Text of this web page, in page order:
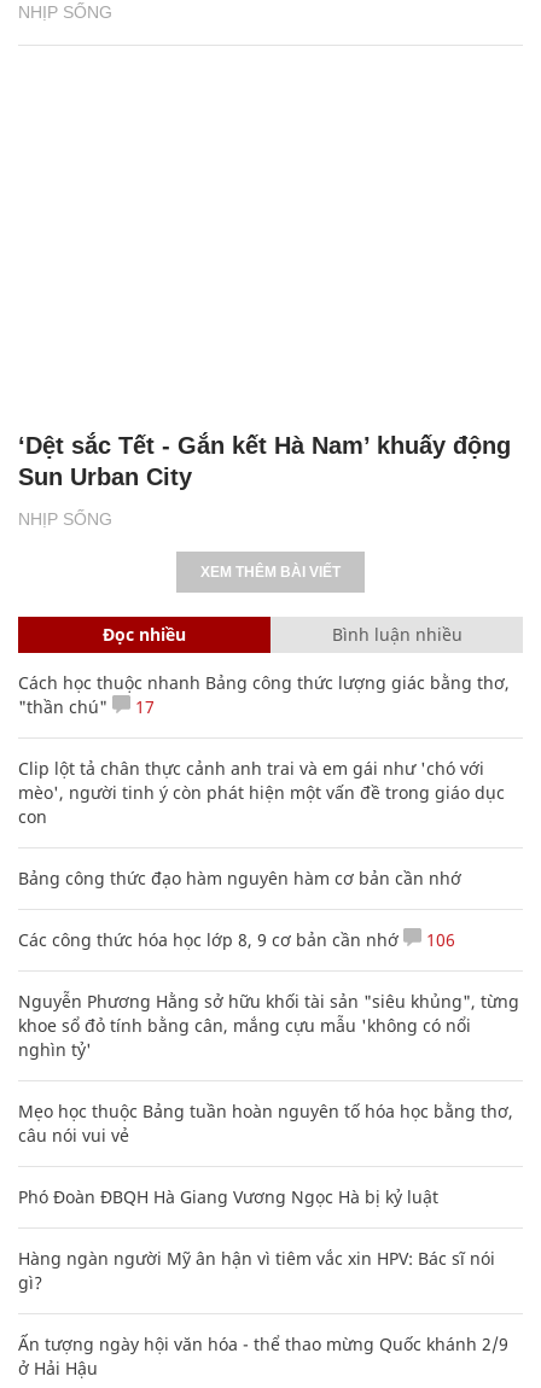
NHỊP SỐNG
NHỊP SỐNG
‘Dệt sắc Tết - Gắn kết Hà Nam’ khuấy động
Sun Urban City
XEM THÊM BÀI VIẾT
Đọc nhiều Bình luận nhiều
Cách học thuộc nhanh Bảng công thức lượng giác bằng thơ,
"thần chú"
17
Clip lột tả chân thực cảnh anh trai và em gái như 'chó với
mèo', người tinh ý còn phát hiện một vấn đề trong giáo dục
con
Bảng công thức đạo hàm nguyên hàm cơ bản cần nhớ
Các công thức hóa học lớp 8, 9 cơ bản cần nhớ 106
Nguyễn Phương Hằng sở hữu khối tài sản "siêu khủng", từng
khoe sổ đỏ tính bằng cân, mắng cựu mẫu 'không có nổi
nghìn tỷ'
Mẹo học thuộc Bảng tuần hoàn nguyên tố hóa học bằng thơ,
câu nói vui vẻ
Phó Đoàn ĐBQH Hà Giang Vương Ngọc Hà bị kỷ luật
Hàng ngàn người Mỹ ân hận vì tiêm vắc xin HPV: Bác sĩ nói
gì?
Ấn tượng ngày hội văn hóa - thể thao mừng Quốc khánh 2/9
ở Hải Hậu